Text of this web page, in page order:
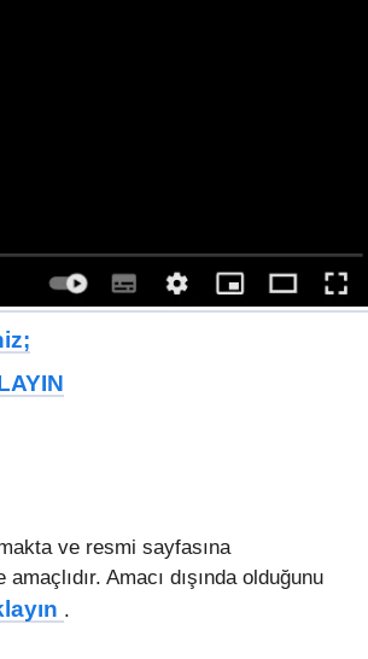
ve resmi sayfasına
Amacı dışında olduğunu
.